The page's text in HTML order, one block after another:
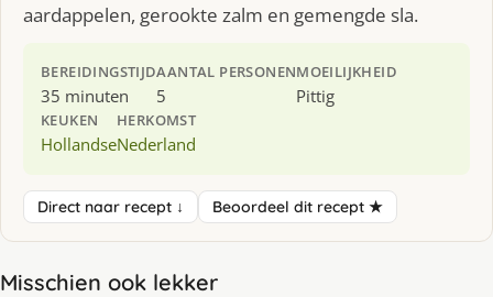
aardappelen, gerookte zalm en gemengde sla.
BEREIDINGSTIJD
35 minuten
AANTAL PERSONEN
5
MOEILIJKHEID
Pittig
KEUKEN
Hollandse
HERKOMST
Nederland
Direct naar recept ↓ Beoordeel dit recept ★
Misschien ook lekker